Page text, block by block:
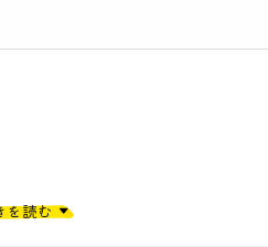
フの技。
のアクセスも魅力です。
を読む